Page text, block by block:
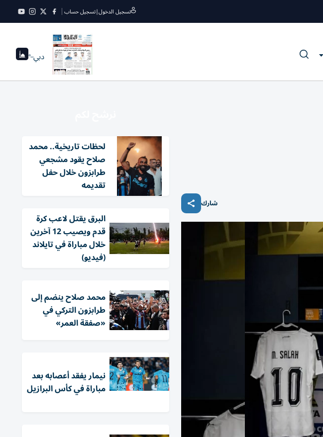
تسجيل الدخول|تسجيل حساب
دبي--°
شارك
لحظات تاريخية.. محمد
صلاح يقود مشجعي
طرابزون خلال حفل
تقديمه
البرق يقتل لاعب كرة
قدم ويصيب 12 آخرين
خلال مباراة في تايلاند
(فيديو)
محمد صلاح ينضم إلى
طرابزون التركي في
«صفقة العمر»
نيمار يفقد أعصابه بعد
مباراة في كأس البرازيل